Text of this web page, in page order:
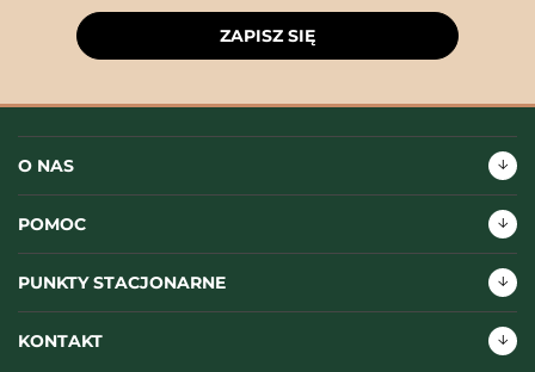
ZAPISZ SIĘ
O NAS
POMOC
PUNKTY STACJONARNE
KONTAKT